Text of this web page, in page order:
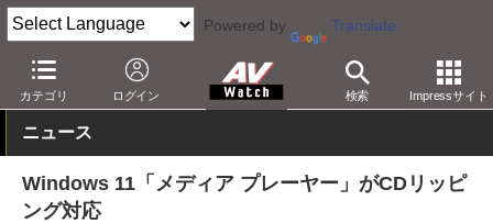
Powered by Translate
カテゴリ ログイン 検索 Impressサイト
AV Watch コンテンツ・サービス アプリ/サービス
ニュース
Windows 11「メディア プレーヤー」がCDリッピ
ング対応